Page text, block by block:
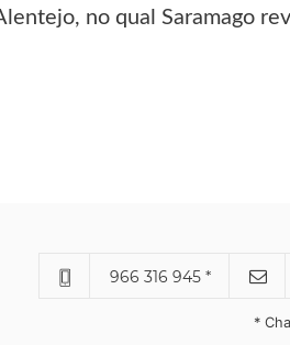
no qual Saramago
966 316 945 *
*